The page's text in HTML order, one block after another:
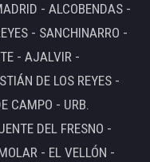
- ALCOBENDAS -
- SANCHINARRO -
- AJALVIR -
DE LOS REYES -
CAMPO - URB.
DEL FRESNO -
- EL VELLÓN -